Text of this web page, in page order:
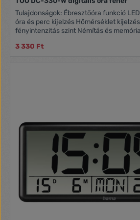
Tulajdonságok: Ébresztőóra funkció LED kijelző Hónap, nap,
óra és perc kijelzés Hőmérséklet kijelzés
fényintenzitás szint Némítás és
3xAAA elem (nem tartozék) vagy USB
3 330 Ft